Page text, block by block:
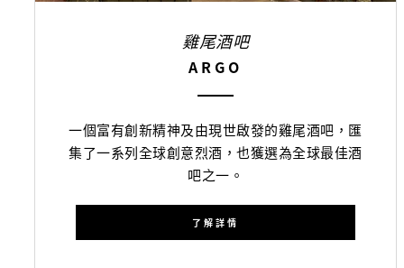
雞尾酒吧
ARGO
一個富有創新精神及由現世啟發的雞尾酒吧，匯
集了一系列全球創意烈酒，也獲選為全球最佳酒
吧之一。
了解詳情